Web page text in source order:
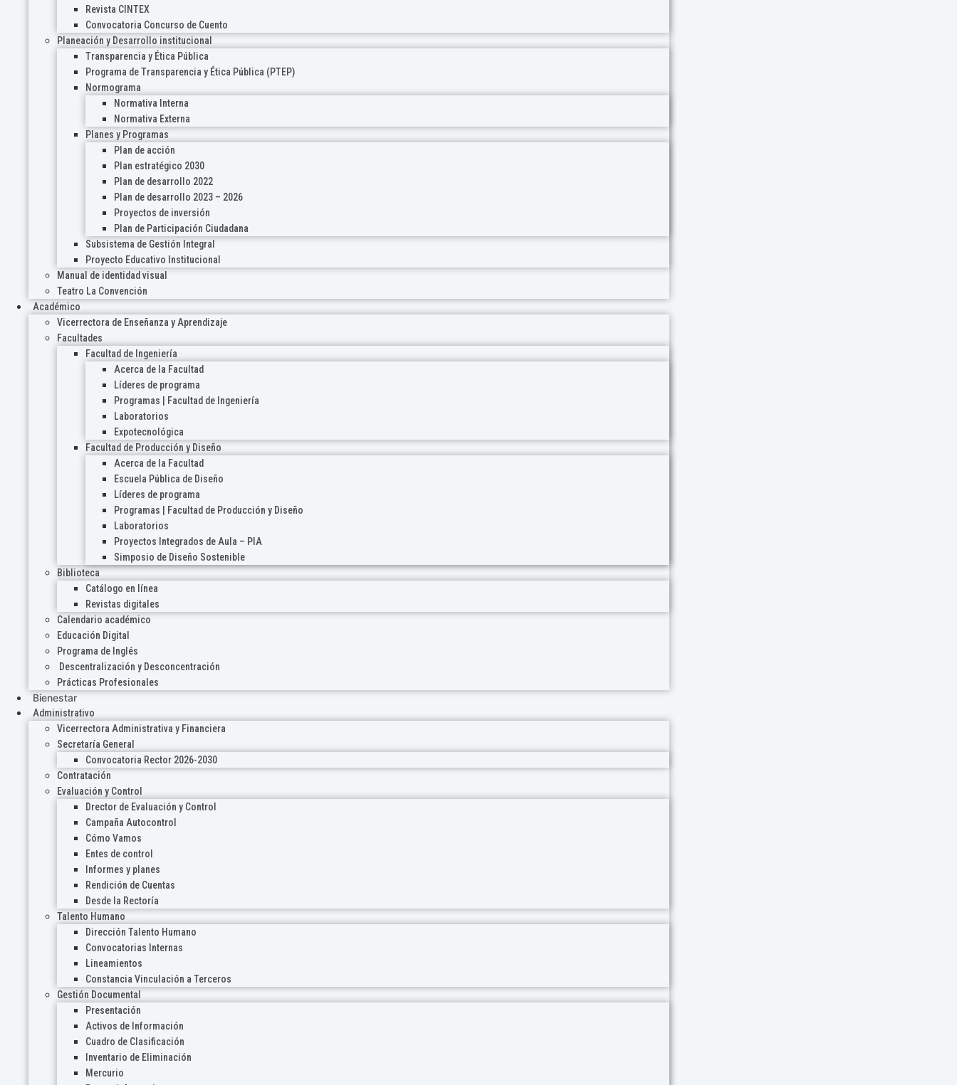
Revista CINTEX
Convocatoria Concurso de Cuento
Planeación y Desarrollo institucional
Transparencia y Ética Pública
Programa de Transparencia y Ética Pública (PTEP)
Normograma
Normativa Interna
Normativa Externa
Planes y Programas
Plan de acción
Plan estratégico 2030
Plan de desarrollo 2022
Plan de desarrollo 2023 – 2026
Proyectos de inversión
Plan de Participación Ciudadana
Subsistema de Gestión Integral
Proyecto Educativo Institucional
Manual de identidad visual
Teatro La Convención
Académico
Vicerrectora de Enseñanza y Aprendizaje
Facultades
Facultad de Ingeniería
Acerca de la Facultad
Líderes de programa
Programas | Facultad de Ingeniería
Laboratorios
Expotecnológica
Facultad de Producción y Diseño
Acerca de la Facultad
Escuela Pública de Diseño
Líderes de programa
Programas | Facultad de Producción y Diseño
Laboratorios
Proyectos Integrados de Aula – PIA
Simposio de Diseño Sostenible
Biblioteca
Catálogo en línea
Revistas digitales
Calendario académico
Educación Digital
Programa de Inglés
Descentralización y Desconcentración
Prácticas Profesionales
Bienestar
Administrativo
Vicerrectora Administrativa y Financiera
Secretaría General
Convocatoria Rector 2026-2030
Contratación
Evaluación y Control
Drector de Evaluación y Control
Campaña Autocontrol
Cómo Vamos
Entes de control
Informes y planes
Rendición de Cuentas
Desde la Rectoría
Talento Humano
Dirección Talento Humano
Convocatorias Internas
Lineamientos
Constancia Vinculación a Terceros
Gestión Documental
Presentación
Activos de Información
Cuadro de Clasificación
Inventario de Eliminación
Mercurio